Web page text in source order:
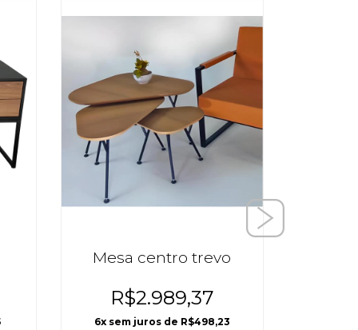
Mesa centro trevo
R$2.989,37
6x sem juros de R$498,23